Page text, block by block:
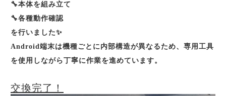
🔧本体を組み立て
🔧各種動作確認
を行いました✨
Android端末は機種ごとに内部構造が異なるため、専用工具
を使用しながら丁寧に作業を進めています。
交換完了！